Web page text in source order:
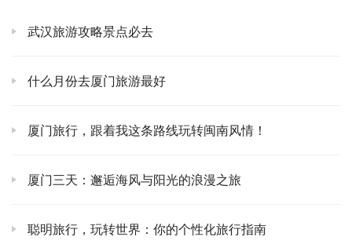
边，美得让人心醉。🧡 我当时就站在湖边，看着天上的云
别想。
如果你是夏天去，桦皮岭也一定要去！🌳 尽管山不高，但
空调。漫步在山间小道，耳边是风吹过树梢的沙沙声，眼睛
里是无尽的翠绿，偶尔还能看到些不知名的野花，五颜六色
活该有的样子，哪有什么焦躁不安，只有大自然的温柔拥
武汉旅游攻略景点必去
什么月份去厦门旅游最好
厦门旅行，跟着我这条路线玩转闽南风情！
厦门三天：邂逅海风与阳光的浪漫之旅
聪明旅行，玩转世界：你的个性化旅行指南